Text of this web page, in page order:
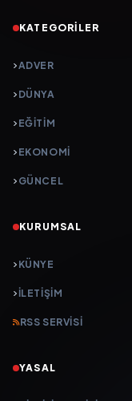
KATEGORILER
ADVER
DÜNYA
EĞİTİM
EKONOMİ
GÜNCEL
KURUMSAL
KÜNYE
İLETIŞIM
RSS SERVISI
YASAL